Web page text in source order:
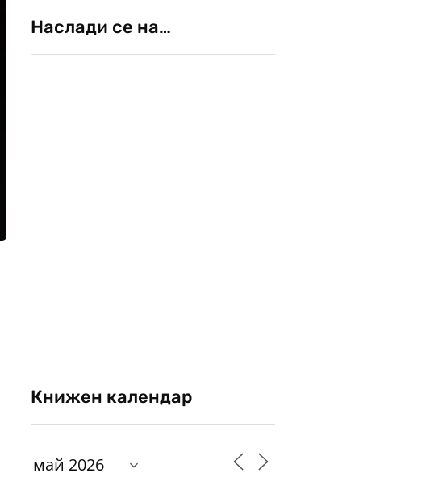
Наслади се на…
Книжен календар